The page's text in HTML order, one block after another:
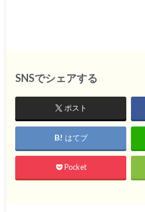
SNSでシェアする
ポスト
はてブ
Pocket